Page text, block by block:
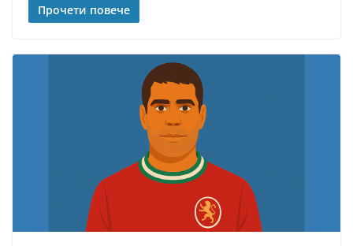
Прочети повече